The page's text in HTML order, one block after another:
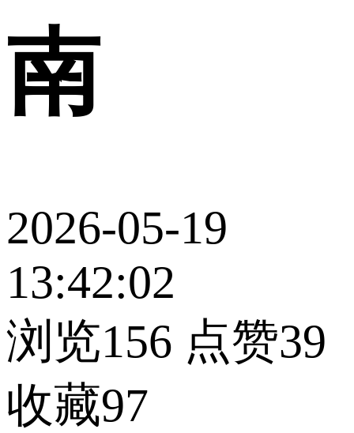
南
2026-05-19
13:42:02
浏览156 点赞39
收藏97